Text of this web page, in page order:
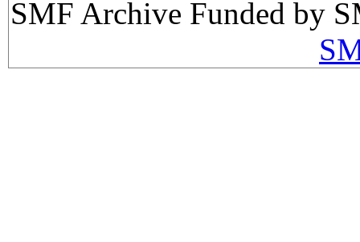
SMF Archive Funded by